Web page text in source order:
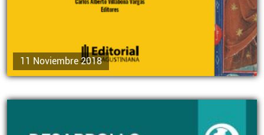
11 Noviembre 2018